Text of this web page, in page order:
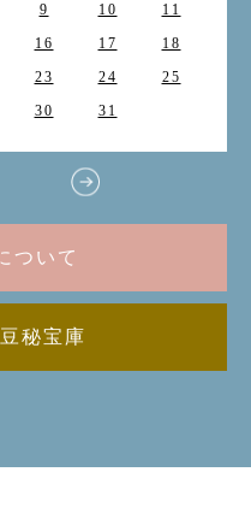
9 10
11
16 17
18
23 24
25
30 31
ついて
秘宝庫